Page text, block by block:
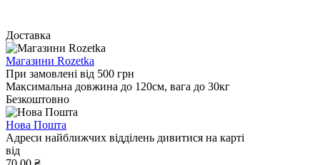
Доставка
Магазини Rozetka
При замовлені від 500 грн
Максимальна довжина до 120см, вага до 30кг
Безкоштовно
Нова Пошта
Адреси найближчих відділень дивитися на карті
від